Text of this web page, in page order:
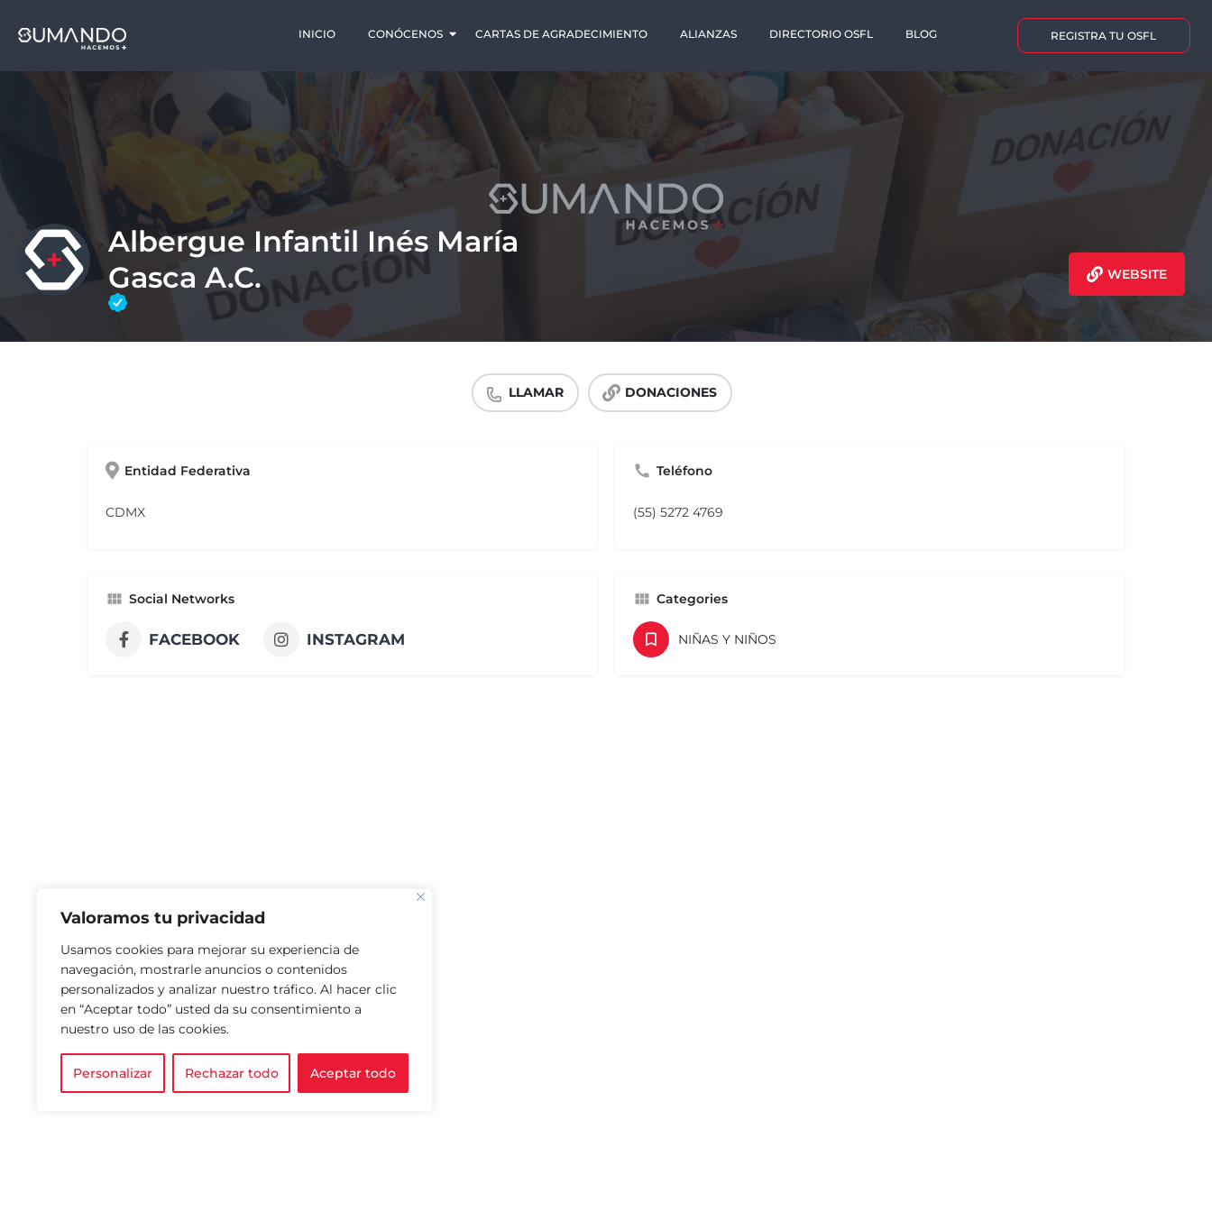
Valoramos tu privacidad
Usamos cookies para mejorar su experiencia de
navegación, mostrarle anuncios o contenidos
personalizados y analizar nuestro tráfico. Al hacer clic
en “Aceptar todo” usted da su consentimiento a
nuestro uso de las cookies.
Personalizar Rechazar todo Aceptar todo
INICIO CONÓCENOS CARTAS DE AGRADECIMIENTO ALIANZAS DIRECTORIO OSFL BLOG REGISTRA TU OSFL
Albergue Infantil Inés María
Gasca A.C.
WEBSITE
LLAMAR DONACIONES
Entidad Federativa
CDMX
Teléfono
(55) 5272 4769
Social Networks
FACEBOOK INSTAGRAM
Categories
NIÑAS Y NIÑOS